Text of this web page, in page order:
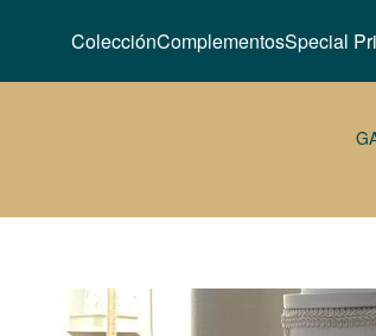
ColecciónComplementosSpecial